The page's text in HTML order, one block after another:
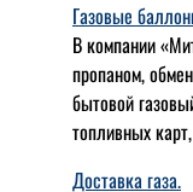
Газовые
В компании
пропаном,
бытовой
топливных
Доставка газа.